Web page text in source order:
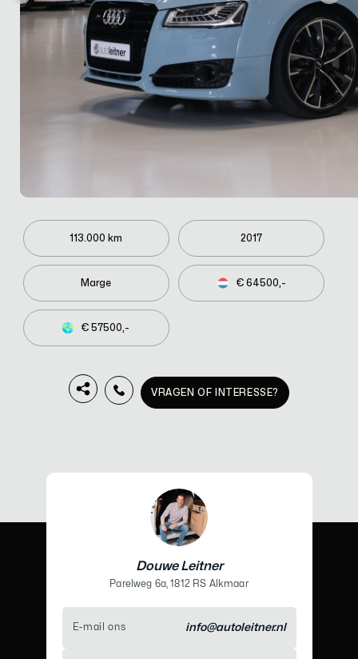
113.000 km 2017
Marge € 64500,-
€ 57500,-
VRAGEN OF INTERESSE?
Douwe Leitner
Parelweg 6a, 1812 RS Alkmaar
E-mail ons info@autoleitner.nl